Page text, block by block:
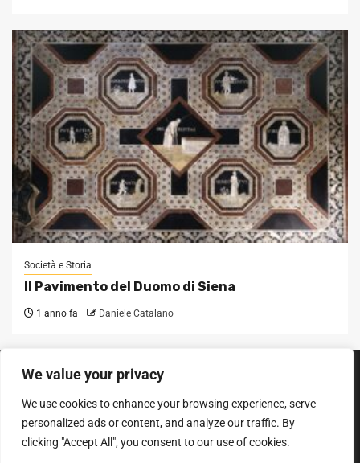
We value your privacy
We use cookies to enhance your browsing experience, serve
personalized ads or content, and analyze our traffic. By
clicking "Accept All", you consent to our use of cookies.
Società e Storia
Il Pavimento del Duomo di Siena
1 anno fa Daniele Catalano
SEGUICI SUI SOCIAL
Facebook
Instagram
YouTube